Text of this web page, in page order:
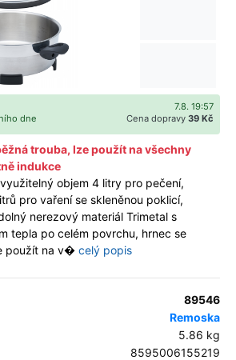
7.8. 19:57
Cena dopravy 39 Kč
dne
trouba, lze použít na všechny
indukce
objem 4 litry pro pečení,
pro vaření se skleněnou poklicí,
nerezový materiál Trimetal s
tepla po celém povrchu, hrnec se
použít na v� celý popis
89546
Remoska
5.86 kg
8595006155219